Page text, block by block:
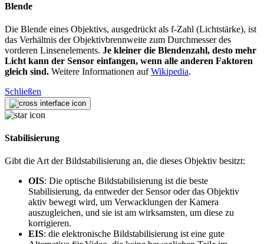
Blende
Die Blende eines Objektivs, ausgedrückt als f-Zahl (Lichtstärke), ist
das Verhältnis der Objektivbrennweite zum Durchmesser des
vorderen Linsenelements. Je kleiner die Blendenzahl, desto mehr
Licht kann der Sensor einfangen, wenn alle anderen Faktoren
gleich sind. Weitere Informationen aufWikipedia.
Schließen
Stabilisierung
Gibt die Art der Bildstabilisierung an, die dieses Objektiv besitzt:
OIS: Die optische Bildstabilisierung ist die beste
Stabilisierung, da entweder der Sensor oder das Objektiv
aktiv bewegt wird, um Verwacklungen der Kamera
auszugleichen, und sie ist am wirksamsten, um diese zu
korrigieren.
EIS: die elektronische Bildstabilisierung ist eine gute